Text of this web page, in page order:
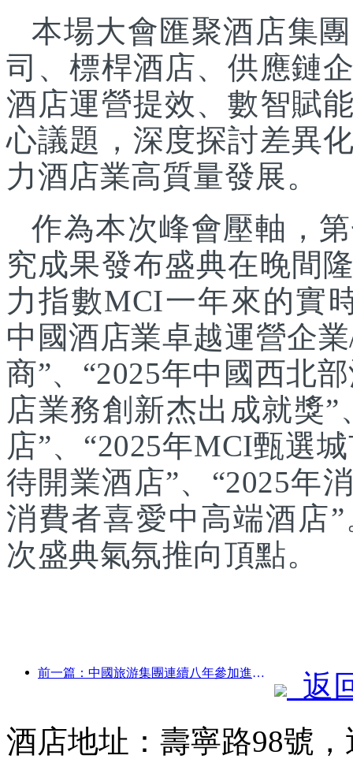
本場大會匯聚酒店集
司、標桿酒店、供應鏈
酒店運營提效、數智賦
心議題，深度探討差異
力酒店業高質量發展。
作為本次峰會壓軸，
究成果發布盛典在晚間
力指數MCI一年來的實
中國酒店業卓越運營企
商”、“2025年中國西北
店業務創新杰出成就獎
店”、“2025年MCI甄選
待開業酒店”、“2025年
消費者喜愛中高端酒店
次盛典氣氛推向頂點。
前一篇：中國旅游集團連續八年參加進博會，集中簽約超10億美元
返
酒店地址：壽寧路98號